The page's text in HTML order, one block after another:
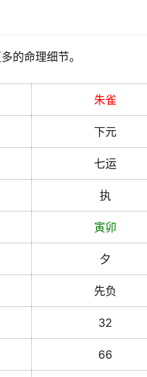
的命理细节。
朱雀
下元
七运
执
寅卯
夕
先负
32
66